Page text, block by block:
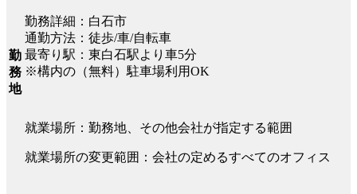
勤
務
地
勤務詳細：白石市
通勤方法：徒歩/車/自転車
最寄り駅：東白石駅より車5分
※構内の（無料）駐車場利用OK
就業場所：勤務地、その他会社が指定する範囲
就業場所の変更範囲：会社の定めるすべてのオフィス